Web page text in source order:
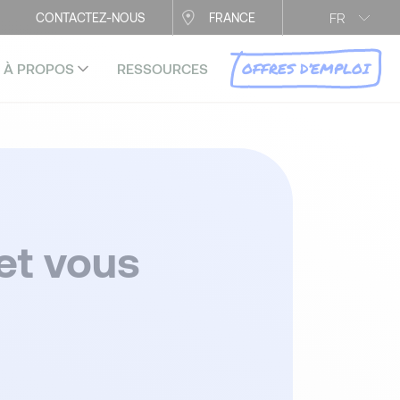
FR
CONTACTEZ-NOUS FRANCE
À PROPOS RESSOURCES OFFRES D’EMPLOI
vous